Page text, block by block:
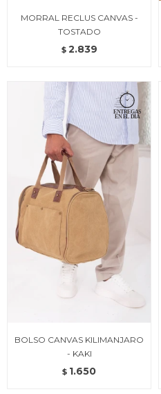
MORRAL RECLUS CANVAS -
TOSTADO
$ 2.839
BOLSO CANVAS KILIMANJARO
- KAKI
$ 1.650